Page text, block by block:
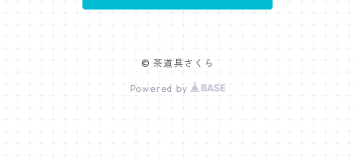
© 茶道具さくら
Powered by